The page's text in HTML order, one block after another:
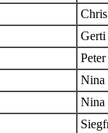
Nina
Nina